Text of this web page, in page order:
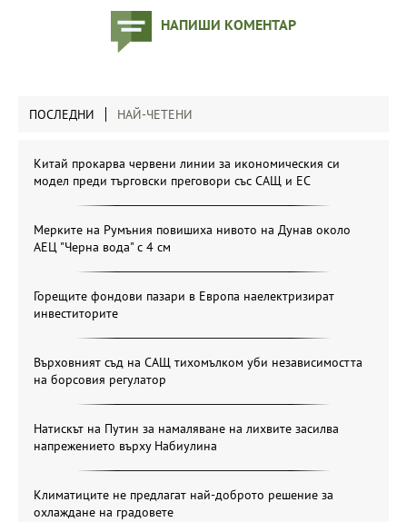
НАПИШИ КОМЕНТАР
ПОСЛЕДНИ НАЙ-ЧЕТЕНИ
Китай прокарва червени линии за икономическия си
модел преди търговски преговори със САЩ и ЕС
Мерките на Румъния повишиха нивото на Дунав около
АЕЦ "Черна вода" с 4 см
Горещите фондови пазари в Европа наелектризират
инвеститорите
Върховният съд на САЩ тихомълком уби независимостта
на борсовия регулатор
Натискът на Путин за намаляване на лихвите засилва
напрежението върху Набиулина
Климатиците не предлагат най-доброто решение за
охлаждане на градовете